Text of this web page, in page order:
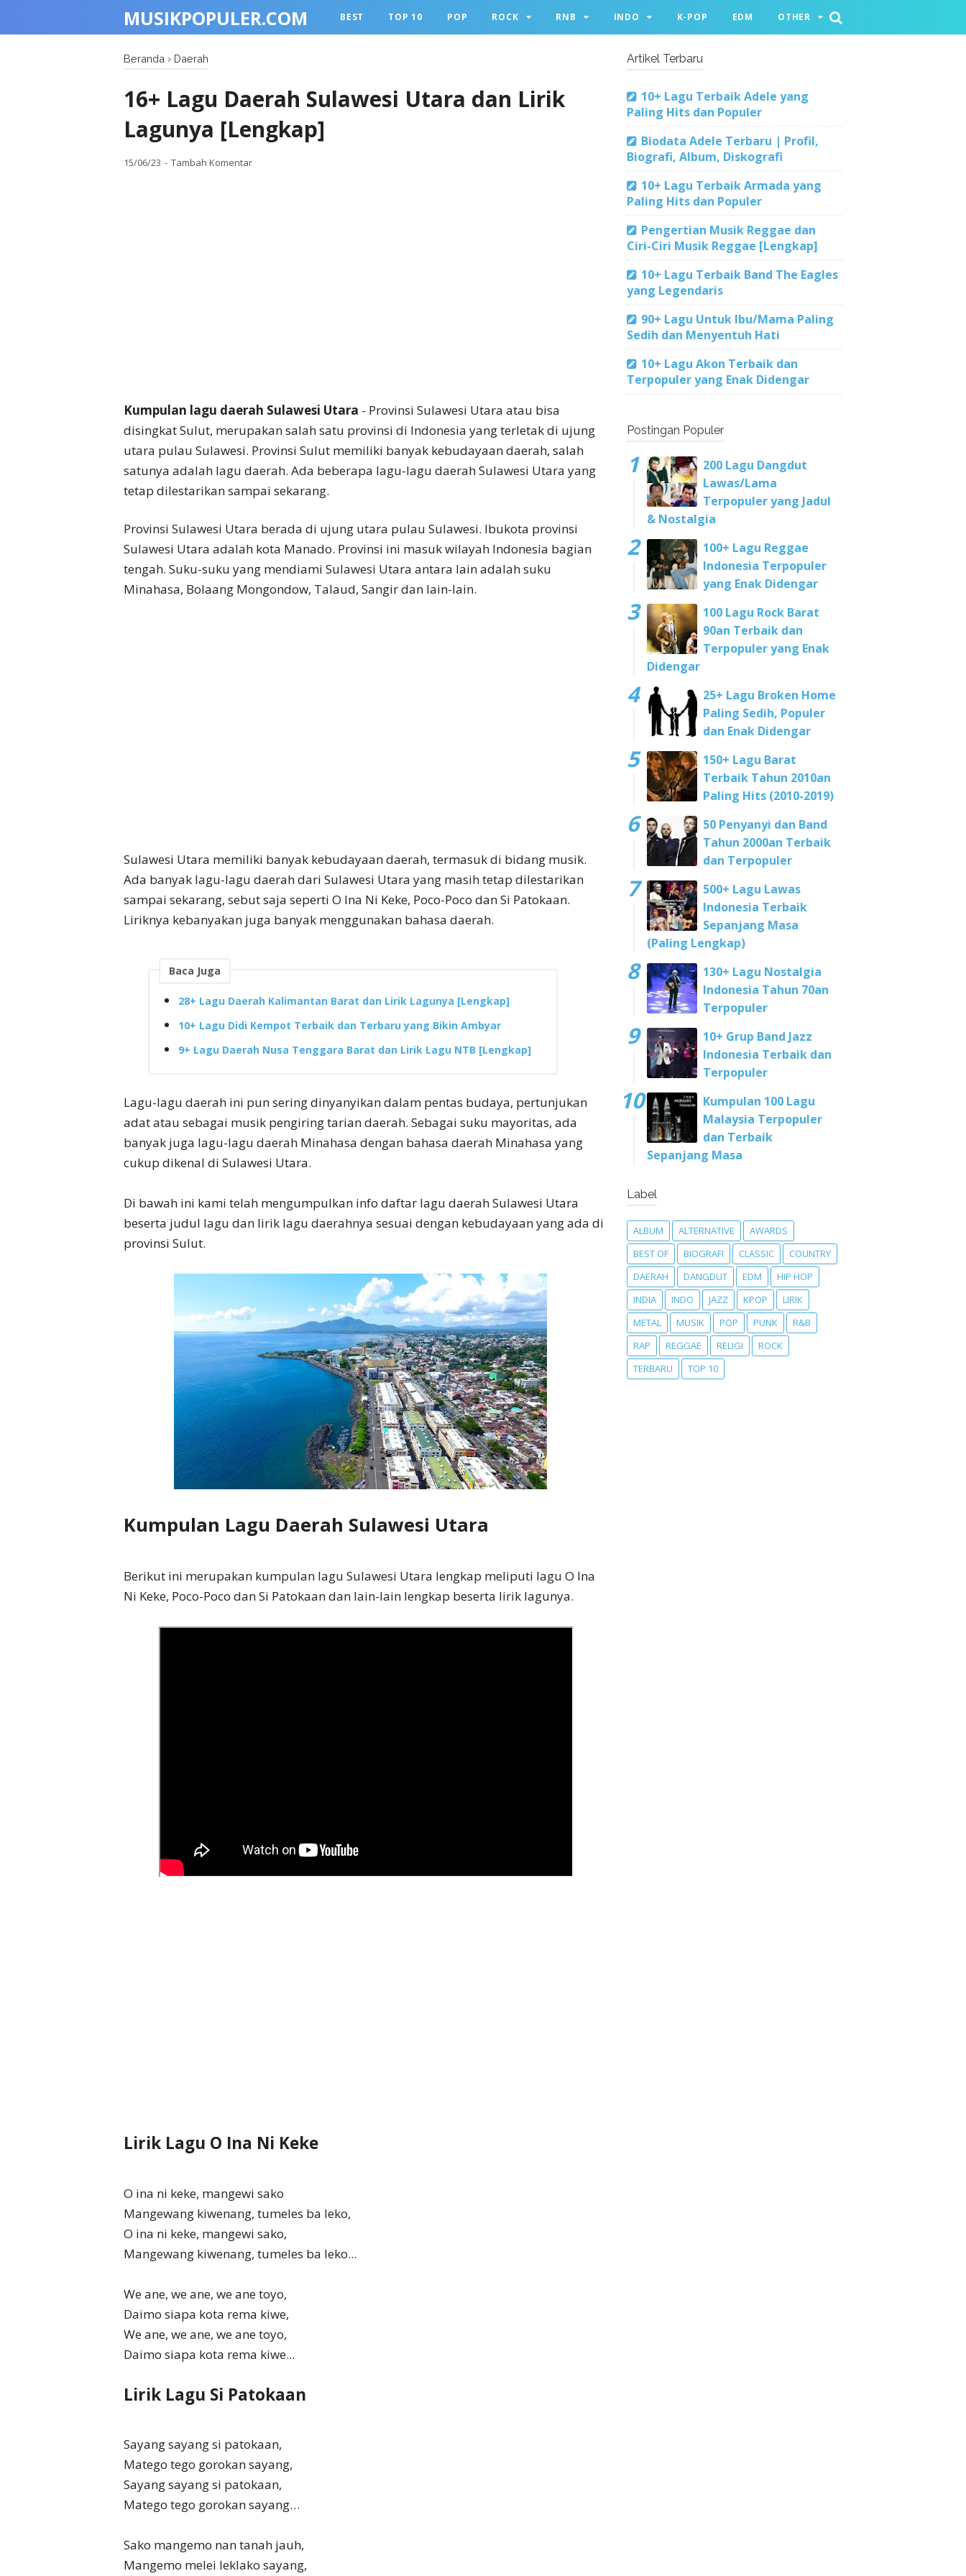
MUSIKPOPULER.COM BEST TOP 10 POP ROCK RNB INDO K-POP EDM OTHER
Beranda › Daerah
16+ Lagu Daerah Sulawesi Utara dan Lirik
Lagunya [Lengkap]
15/06/23 Tambah Komentar
Kumpulan lagu daerah Sulawesi Utara - Provinsi Sulawesi Utara atau bisa
disingkat Sulut, merupakan salah satu provinsi di Indonesia yang terletak di ujung
utara pulau Sulawesi. Provinsi Sulut memiliki banyak kebudayaan daerah, salah
satunya adalah lagu daerah. Ada beberapa lagu-lagu daerah Sulawesi Utara yang
tetap dilestarikan sampai sekarang.
Provinsi Sulawesi Utara berada di ujung utara pulau Sulawesi. Ibukota provinsi
Sulawesi Utara adalah kota Manado. Provinsi ini masuk wilayah Indonesia bagian
tengah. Suku-suku yang mendiami Sulawesi Utara antara lain adalah suku
Minahasa, Bolaang Mongondow, Talaud, Sangir dan lain-lain.
Sulawesi Utara memiliki banyak kebudayaan daerah, termasuk di bidang musik.
Ada banyak lagu-lagu daerah dari Sulawesi Utara yang masih tetap dilestarikan
sampai sekarang, sebut saja seperti O Ina Ni Keke, Poco-Poco dan Si Patokaan.
Liriknya kebanyakan juga banyak menggunakan bahasa daerah.
Baca Juga
28+ Lagu Daerah Kalimantan Barat dan Lirik Lagunya [Lengkap]
10+ Lagu Didi Kempot Terbaik dan Terbaru yang Bikin Ambyar
9+ Lagu Daerah Nusa Tenggara Barat dan Lirik Lagu NTB [Lengkap]
Lagu-lagu daerah ini pun sering dinyanyikan dalam pentas budaya, pertunjukan
adat atau sebagai musik pengiring tarian daerah. Sebagai suku mayoritas, ada
banyak juga lagu-lagu daerah Minahasa dengan bahasa daerah Minahasa yang
cukup dikenal di Sulawesi Utara.
Di bawah ini kami telah mengumpulkan info daftar lagu daerah Sulawesi Utara
beserta judul lagu dan lirik lagu daerahnya sesuai dengan kebudayaan yang ada di
provinsi Sulut.
Kumpulan Lagu Daerah Sulawesi Utara
Berikut ini merupakan kumpulan lagu Sulawesi Utara lengkap meliputi lagu O Ina
Ni Keke, Poco-Poco dan Si Patokaan dan lain-lain lengkap beserta lirik lagunya.
Lirik Lagu O Ina Ni Keke
O ina ni keke, mangewi sako
Mangewang kiwenang, tumeles ba leko,
O ina ni keke, mangewi sako,
Mangewang kiwenang, tumeles ba leko...
We ane, we ane, we ane toyo,
Daimo siapa kota rema kiwe,
We ane, we ane, we ane toyo,
Daimo siapa kota rema kiwe...
Lirik Lagu Si Patokaan
Sayang sayang si patokaan,
Matego tego gorokan sayang,
Sayang sayang si patokaan,
Matego tego gorokan sayang…
Sako mangemo nan tanah jauh,
Mangemo melei leklako sayang,
Artikel Terbaru
10+ Lagu Terbaik Adele yang
Paling Hits dan Populer
Biodata Adele Terbaru | Profil,
Biografi, Album, Diskografi
10+ Lagu Terbaik Armada yang
Paling Hits dan Populer
Pengertian Musik Reggae dan
Ciri-Ciri Musik Reggae [Lengkap]
10+ Lagu Terbaik Band The Eagles
yang Legendaris
90+ Lagu Untuk Ibu/Mama Paling
Sedih dan Menyentuh Hati
10+ Lagu Akon Terbaik dan
Terpopuler yang Enak Didengar
Postingan Populer
200 Lagu Dangdut
Lawas/Lama
Terpopuler yang Jadul
& Nostalgia
100+ Lagu Reggae
Indonesia Terpopuler
yang Enak Didengar
100 Lagu Rock Barat
90an Terbaik dan
Terpopuler yang Enak
Didengar
25+ Lagu Broken Home
Paling Sedih, Populer
dan Enak Didengar
150+ Lagu Barat
Terbaik Tahun 2010an
Paling Hits (2010-2019)
50 Penyanyi dan Band
Tahun 2000an Terbaik
dan Terpopuler
500+ Lagu Lawas
Indonesia Terbaik
Sepanjang Masa
(Paling Lengkap)
130+ Lagu Nostalgia
Indonesia Tahun 70an
Terpopuler
10+ Grup Band Jazz
Indonesia Terbaik dan
Terpopuler
Kumpulan 100 Lagu
Malaysia Terpopuler
dan Terbaik
Sepanjang Masa
Label
ALBUM ALTERNATIVE
AWARDS
BEST OF
BIOGRAFI CLASSIC
COUNTRY
DAERAH
DANGDUT EDM
HIP HOP
INDIA
INDO JAZZ KPOP
LIRIK
METAL
MUSIK POP PUNK
R&B
RAP
REGGAE RELIGI
ROCK
TERBARU
TOP 10